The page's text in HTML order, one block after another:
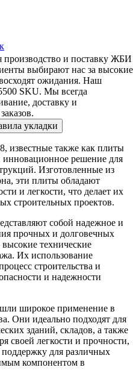
и поставку ЖБИ
выбирают нас за высокие
ожидания. Наш
SKU. Мы всегда
доставку и
укладки
известные также как плиты
инновационное решение для
Изготовленные из
эти плиты обладают
и легкости, что делает их
строительных проектов.
собой надежное и
прочных и долговечных
технические
Их использование
строительства и
и надежности
широкое применение в
Они идеально подходят для
зданий, складов, а также
своей легкости и прочности,
для различных
компонентом в